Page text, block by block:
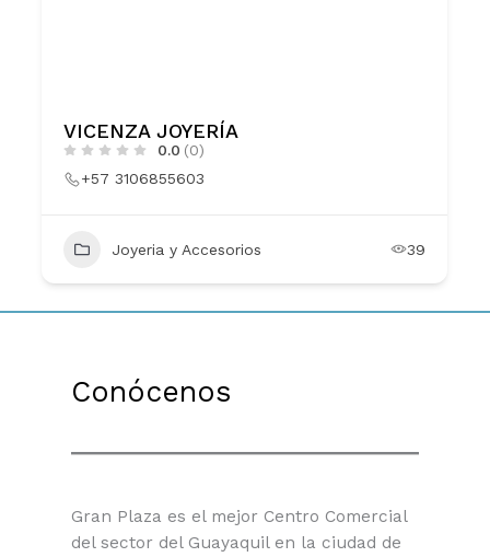
VICENZA JOYERÍA
0.0 (0)
+57 3106855603
Joyeria y Accesorios 39
Conócenos
Gran Plaza es el mejor Centro Comercial
del sector del Guayaquil en la ciudad de